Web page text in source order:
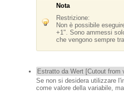
Nota
Restrizione:
Non è possibile
+1". Sono ammessi
che vengono sempre
Estratto da Wert [Cutout from
Se non si desidera utilizzare
come valore della variabile,